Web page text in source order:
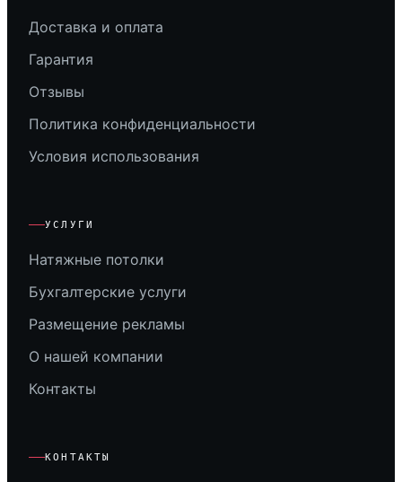
Доставка и оплата
Гарантия
Отзывы
Политика конфиденциальности
Условия использования
УСЛУГИ
Натяжные потолки
Бухгалтерские услуги
Размещение рекламы
О нашей компании
Контакты
КОНТАКТЫ